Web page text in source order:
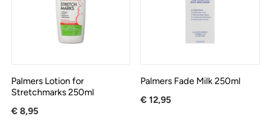
Palmers Lotion for
Stretchmarks 250ml
€ 8,95
Palmers Fade Milk 250ml
€ 12,95